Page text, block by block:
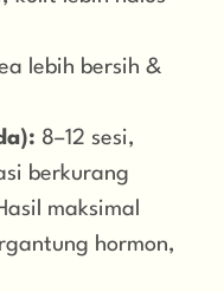
lebih bersih &
8–12 sesi,
berkurang
maksimal
hormon,